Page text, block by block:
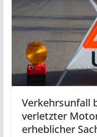
Verkehrsunfall
verletzter
erheblicher